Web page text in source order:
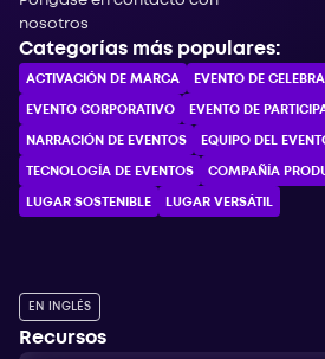
nosotros
Categorías más populares:
ACTIVACIÓN DE MARCA EVENTO DE
EVENTO CORPORATIVO EVENTO DE
NARRACIÓN DE EVENTOS EQUIPO DEL
TECNOLOGÍA DE EVENTOS COMPAÑÍA
LUGAR SOSTENIBLE LUGAR VERSÁTIL
EN INGLÉS
Recursos